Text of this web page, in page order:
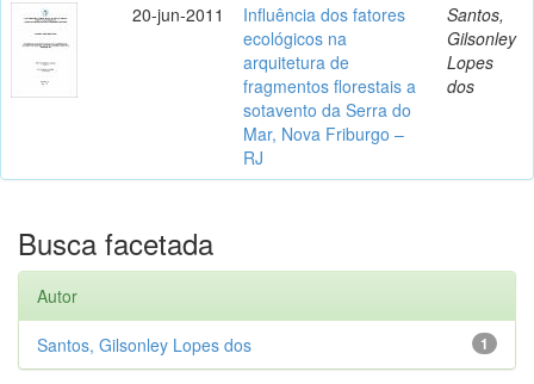
20-jun-2011
Influência dos fatores
ecológicos na
arquitetura de
fragmentos florestais a
sotavento da Serra do
Mar, Nova Friburgo –
RJ
Santos,
Gilsonley
Lopes
dos
Busca facetada
Autor
1
Santos, Gilsonley Lopes dos